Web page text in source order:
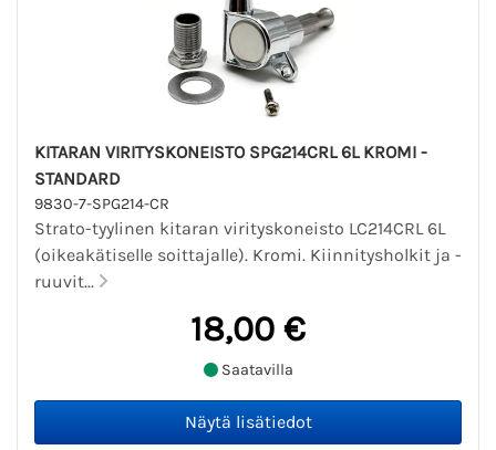
KITARAN VIRITYSKONEISTO SPG214CRL 6L KROMI -
STANDARD
9830-7-SPG214-CR
Strato-tyylinen kitaran virityskoneisto LC214CRL 6L
(oikeakätiselle soittajalle). Kromi. Kiinnitysholkit ja -
ruuvit...
18,00 €
Saatavilla